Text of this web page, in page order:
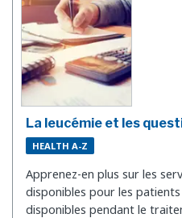
La leucémie et les
HEALTH A-Z
Apprenez-en plus sur les
disponibles pour les
disponibles pendant le